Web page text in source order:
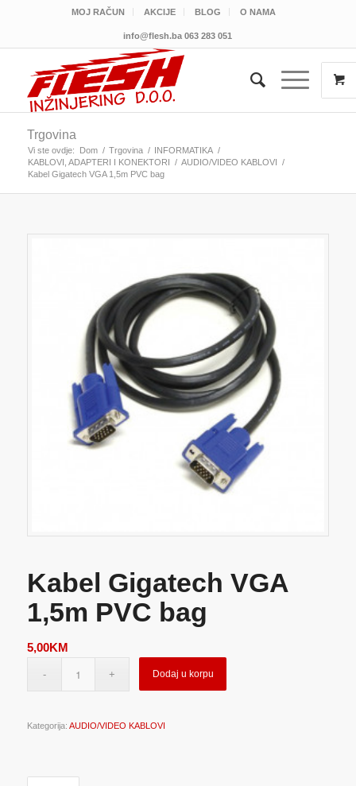
MOJ RAČUN AKCIJE BLOG O NAMA
info@flesh.ba 063 283 051
Trgovina
Vi ste ovdje: Dom / Trgovina / INFORMATIKA /
KABLOVI, ADAPTERI I KONEKTORI / AUDIO/VIDEO KABLOVI /
Kabel Gigatech VGA 1,5m PVC bag
Kabel Gigatech VGA
1,5m PVC bag
5,00KM
Dodaj u korpu
Kategorija: AUDIO/VIDEO KABLOVI